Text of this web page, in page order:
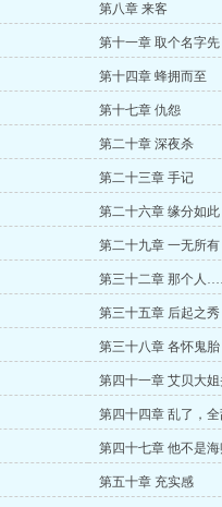
第八章 来客
第十一章 取个名字先
第十四章 蜂拥而至
第十七章 仇怨
第二十章 深夜杀
第二十三章 手记
第二十六章 缘分如
第二十九章 一无所有
第三十二章 那个人
第三十五章 后起之秀
第三十八章 各怀鬼胎
第四十一章 艾贝大
第四十四章 乱了，
第四十七章 他不是海
第五十章 充实感